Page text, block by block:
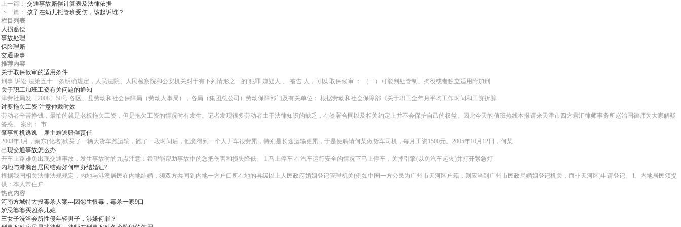
上一篇： 交通事故赔偿计算表及法律依据
下一篇： 孩子在幼儿托管班受伤，该起诉谁？
栏目列表
人损赔偿
事故处理
保险理赔
交通肇事
推荐内容
关于取保候审的适用条件
刑事 诉讼 法第五十一条明确规定，人民法院、人民检察院和公安机关对于有下列情形之一的 犯罪 嫌疑人 、 被告 人，可以 取保候审 ： （一）可能判处管制、拘役或者独立适用附加刑
关于职工加班工资有关问题的通知
津劳社局发〔2008〕50号 各区、县劳动和社会保障局（劳动人事局），各局（集团总公司）劳动保障部门及有关单位： 根据劳动和社会保障部《关于职工全年月平均工作时间和工资折算
讨要拖欠工资 注意仲裁时效
劳动者辛苦挣钱，最怕的就是老板拖欠工资，但是拖欠工资的情况时有发生。记者发现很多劳动者由于法律知识的缺乏，在签署合同以及相关约定上并不会保护自己的权益。因此今天的值班热线本报请来天津市四方君汇律师事务所赵治国律师为大家解疑
答惑。 案例： 市
肇事司机逃逸 雇主难逃赔偿责任
2003年3月，秦东(化名)购买了一辆大货车跑运输，跑了一段时间后，他觉得到一个人开车很劳累，特别是长途运输更累，于是便聘请何某做货车司机，每月工资1500元。2005年10月12日，何某
出现交通事故怎么办
开车上路难免出现交通事故，发生事故时的九点注意：希望能帮助事故中的您把伤害和损失降低。 1.马上停车 在汽车运行安全的情况下马上停车，关掉引擎(以免汽车起火)并打开紧急灯
内地与港澳台居民结婚如何申办结婚证?
根据我国相关法律法规规定，内地与港澳居民在内地结婚，须双方共同到内地一方户口所在地的县级以上人民政府婚姻登记管理机关(例如中国一方公民为广州市天河区户籍，则应当到广州市民政局婚姻登记机关，而非天河区)申请登记。 l、内地居民须提
供：本人常住户
热点内容
河南方城特大投毒杀人案---因怨生恨毒，毒杀一家9口
妒忌婆婆买凶杀儿媳
三女子洗浴会所性侵年轻男子，涉嫌何罪？